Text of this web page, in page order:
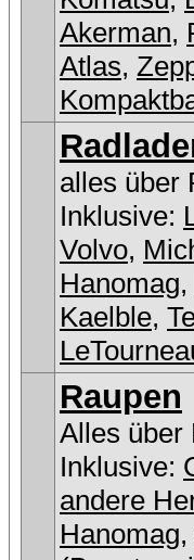
Akerman,
Atlas,
alles über
Inklusive:
Volvo,
Hanomag,
Kaelble,
Raupen
Alles über
Inklusive:
andere
Hanomag,